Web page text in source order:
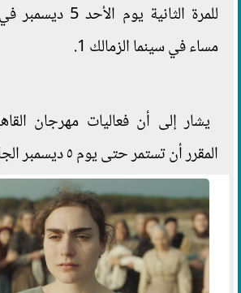
مساء في سينما الزمالك 1.
يشار إلى أن فعاليات مهرجان
المقرر أن تستمر حتى يوم ٥ ديسمبر الجاري.